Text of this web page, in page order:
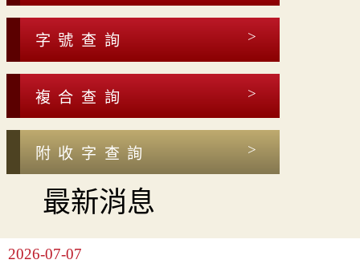
字號查詢
複合查詢
附收字查詢
最新消息
2026-07-07